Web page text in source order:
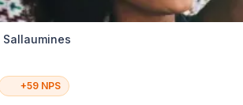
Sallaumines
+59 NPS